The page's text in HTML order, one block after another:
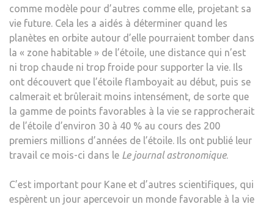
comme modèle pour d’autres comme elle, projetant sa
vie future. Cela les a aidés à déterminer quand les
planètes en orbite autour d’elle pourraient tomber dans
la « zone habitable » de l’étoile, une distance qui n’est
ni trop chaude ni trop froide pour supporter la vie. Ils
ont découvert que l’étoile flamboyait au début, puis se
calmerait et brûlerait moins intensément, de sorte que
la gamme de points favorables à la vie se rapprocherait
de l’étoile d’environ 30 à 40 % au cours des 200
premiers millions d’années de l’étoile. Ils ont publié leur
travail ce mois-ci dans le Le journal astronomique.
C’est important pour Kane et d’autres scientifiques, qui
espèrent un jour apercevoir un monde favorable à la vie